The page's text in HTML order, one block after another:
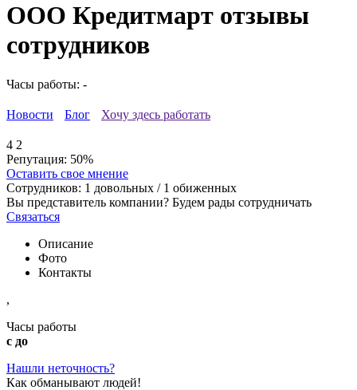
ООО Кредитмарт отзывы
сотрудников
Часы работы: -
Новости Блог Хочу здесь работать
4 2
Репутация: 50%
Оставить свое мнение
Сотрудников: 1 довольных / 1 обиженных
Вы представитель компании? Будем рады сотрудничать
Связаться
Описание
Фото
Контакты
,
Часы работы
с до
Нашли неточность?
Как обманывают людей!